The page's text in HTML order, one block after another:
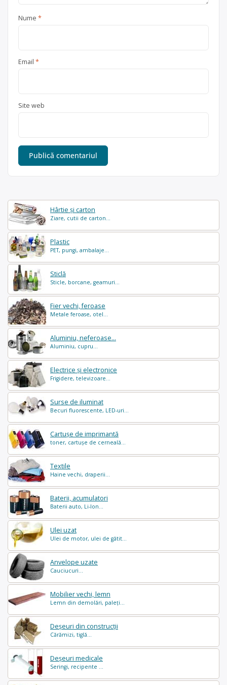
Hârtie și carton
Ziare, cutii de carton...
Plastic
PET, pungi, ambalaje...
Sticlă
Sticle, borcane, geamuri...
Fier vechi, feroase
Metale feroase, otel...
Aluminiu, neferoase...
Aluminiu, cupru...
Electrice și electronice
Frigidere, televizoare...
Surse de iluminat
Becuri fluorescente, LED-uri...
Cartușe de imprimantă
toner, cartușe de cerneală...
Textile
Haine vechi, draperii...
Baterii, acumulatori
Baterii auto, Li-Ion...
Ulei uzat
Ulei de motor, ulei de gătit...
Anvelope uzate
Cauciucuri...
Mobilier vechi, lemn
Lemn din demolări, paleți...
Deșeuri din construcții
Cărămizi, tiglă...
Deșeuri medicale
Seringi, recipente ...
Nume *
Email *
Site web